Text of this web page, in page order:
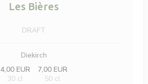
Les Bières
DRAFT
Diekirch
4,00 EUR
30 cl
7,00 EUR
50 cl